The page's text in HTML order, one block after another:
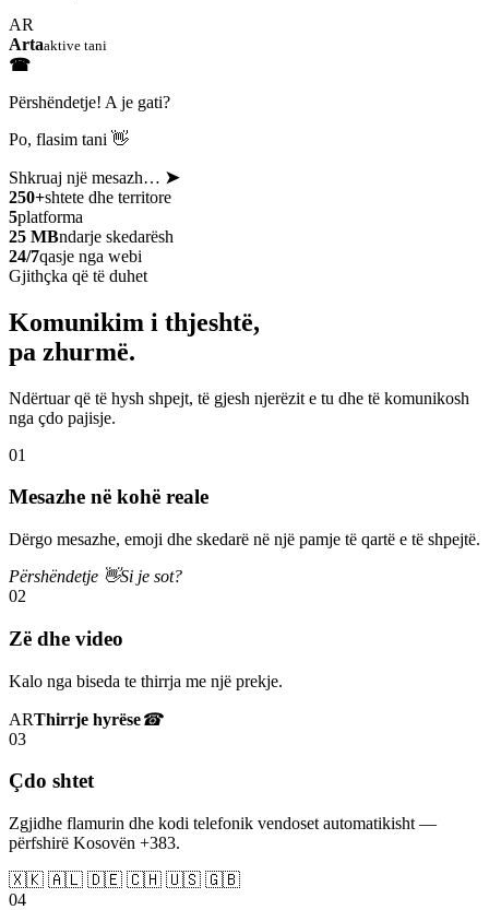
AR
Artaaktive tani
☎
Përshëndetje! A je gati?
Po, flasim tani 👋
Shkruaj një mesazh… ➤
250+shtete dhe territore
5platforma
25 MBndarje skedarësh
24/7qasje nga webi
Gjithçka që të duhet
Komunikim i thjeshtë,
pa zhurmë.
Ndërtuar që të hysh shpejt, të gjesh njerëzit e tu dhe të komunikosh
nga çdo pajisje.
01
Mesazhe në kohë reale
Dërgo mesazhe, emoji dhe skedarë në një pamje të qartë e të shpejtë.
Përshëndetje 👋Si je sot?
02
Zë dhe video
Kalo nga biseda te thirrja me një prekje.
ARThirrje hyrëse☎
03
Çdo shtet
Zgjidhe flamurin dhe kodi telefonik vendoset automatikisht —
përfshirë Kosovën +383.
🇽🇰 🇦🇱 🇩🇪 🇨🇭 🇺🇸 🇬🇧
04